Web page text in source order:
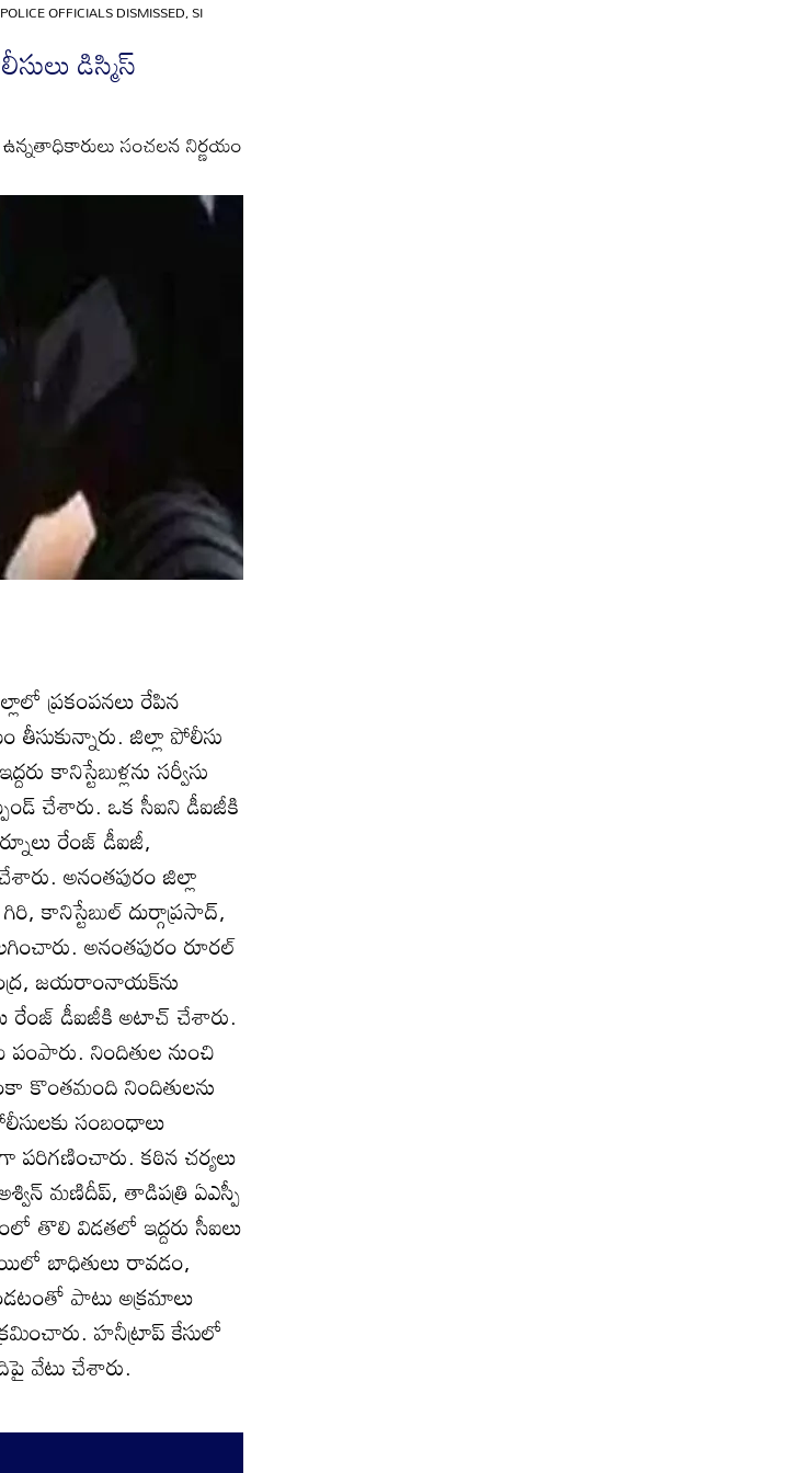
OFFICIALS DISMISSED, SI
డిస్మిస్‌
సంచలన నిర్ణయం
ప్రకంపనలు రేపిన
జిల్లా పోలీసు
కానిస్టేబుళ్లను సర్వీసు
చేశారు. ఒక సీఐని డీఐజీకి
రేంజ్‌ డీఐజీ,
అనంతపురం జిల్లా
కానిస్టేబుల్‌ దుర్గాప్రసాద్‌,
అనంతపురం రూరల్‌
జయరాంనాయక్‌ను
రేంజ్‌ డీఐజీకి అటాచ్‌ చేశారు.
పంపారు. నిందితుల నుంచి
కొంతమంది నిందితులను
సంబంధాలు
పరిగణించారు. కఠిన చర్యలు
మణిదీప్‌, తాడిపత్రి ఏఎస్పీ
తొలి విడతలో ఇద్దరు సీఐలు
బాధితులు రావడం,
పాటు అక్రమాలు
హనీట్రాప్‌ కేసులో
వేటు చేశారు.